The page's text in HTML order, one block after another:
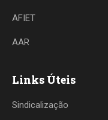
AFIET
AAR
Links Úteis
Sindicalização